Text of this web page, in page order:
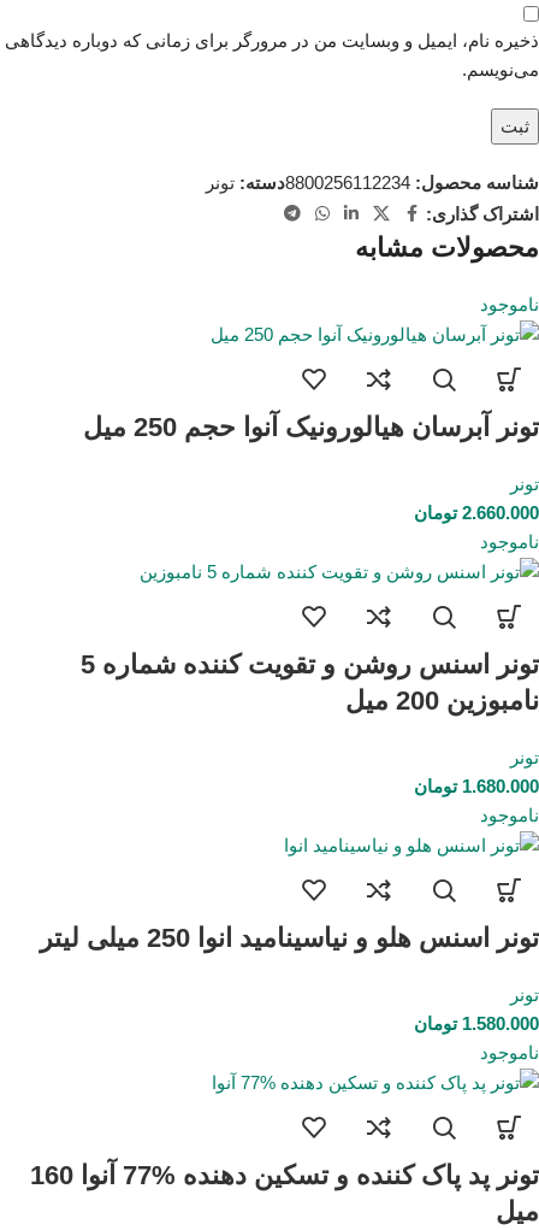
ذخیره نام، ایمیل و وبسایت من در مرورگر برای زمانی که دوباره دیدگاهی
می‌نویسم.
شناسه محصول: 8800256112234دسته: تونر
اشتراک گذاری:
محصولات مشابه
ناموجود
تونر آبرسان هیالورونیک آنوا حجم 250 میل
تونر
2.660.000 تومان
ناموجود
تونر اسنس روشن و تقویت کننده شماره 5
نامبوزین 200 میل
تونر
1.680.000 تومان
ناموجود
تونر اسنس هلو و نیاسینامید انوا 250 میلی لیتر
تونر
1.580.000 تومان
ناموجود
تونر پد پاک کننده و تسکین دهنده %77 آنوا 160
میل